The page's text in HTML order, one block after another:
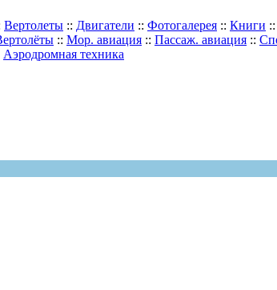
Вертолеты :: Двигатели :: Фотогалерея :: Книги ::
:: Мор. авиация :: Пассаж. авиация ::
Аэродромная техника